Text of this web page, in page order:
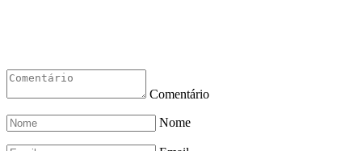
Comentário
Nome